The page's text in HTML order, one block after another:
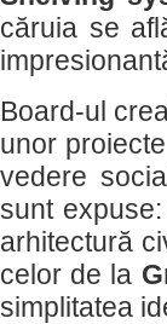
căruia se
Board-ul
unor
vedere
sunt
arhitectură
celor de la
simplitatea